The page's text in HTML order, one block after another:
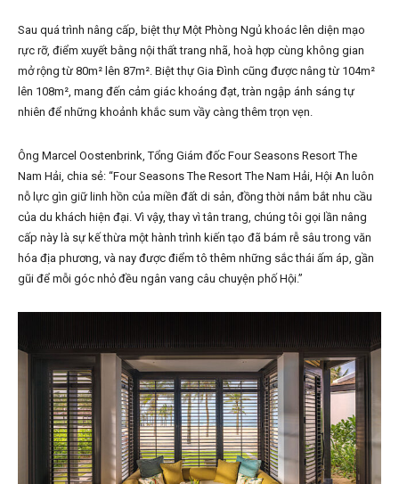
Sau quá trình nâng cấp, biệt thự Một Phòng Ngủ khoác lên diện mạo
rực rỡ, điểm xuyết bằng nội thất trang nhã, hoà hợp cùng không gian
mở rộng từ 80m² lên 87m². Biệt thự Gia Đình cũng được nâng từ 104m²
lên 108m², mang đến cảm giác khoáng đạt, tràn ngập ánh sáng tự
nhiên để những khoảnh khắc sum vầy càng thêm trọn vẹn.
Ông Marcel Oostenbrink, Tổng Giám đốc Four Seasons Resort The
Nam Hải, chia sẻ: “Four Seasons The Resort The Nam Hải, Hội An luôn
nỗ lực gìn giữ linh hồn của miền đất di sản, đồng thời nắm bắt nhu cầu
của du khách hiện đại. Vì vậy, thay vì tân trang, chúng tôi gọi lần nâng
cấp này là sự kế thừa một hành trình kiến tạo đã bám rễ sâu trong văn
hóa địa phương, và nay được điểm tô thêm những sắc thái ấm áp, gần
gũi để mỗi góc nhỏ đều ngân vang câu chuyện phố Hội.”